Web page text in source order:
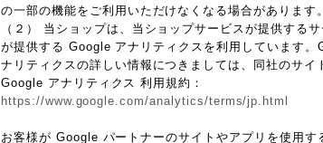
の一部の機能をご利用いただけなくなる場合があります。
（２） 当ショップは、当ショップサービスが提供する
が提供する Google アナリティクスを利用しています
ナリティクスの詳しい情報につきましては、同社のサイ
Google アナリティクス 利用規約：
https://www.google.com/analytics/terms/jp.html
お客様が Google パートナーのサイトやアプリを使用す